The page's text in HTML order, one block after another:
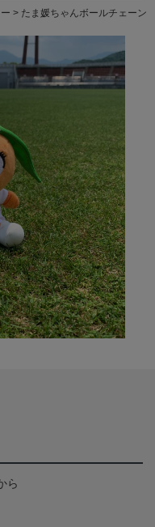
たま媛ちゃんボールチェーン
ら